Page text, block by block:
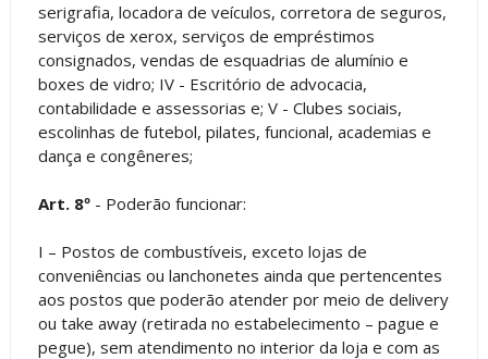
serigrafia, locadora de veículos, corretora de seguros,
serviços de xerox, serviços de empréstimos
consignados, vendas de esquadrias de alumínio e
boxes de vidro; IV - Escritório de advocacia,
contabilidade e assessorias e; V - Clubes sociais,
escolinhas de futebol, pilates, funcional, academias e
dança e congêneres;
Art. 8º- Poderão funcionar:
I – Postos de combustíveis, exceto lojas de
conveniências ou lanchonetes ainda que pertencentes
aos postos que poderão atender por meio de delivery
ou take away (retirada no estabelecimento – pague e
pegue), sem atendimento no interior da loja e com as